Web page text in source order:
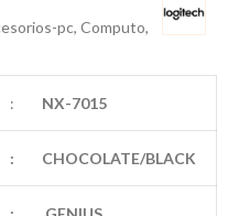
pc, Computo,
: NX-7015
: CHOCOLATE/BLACK